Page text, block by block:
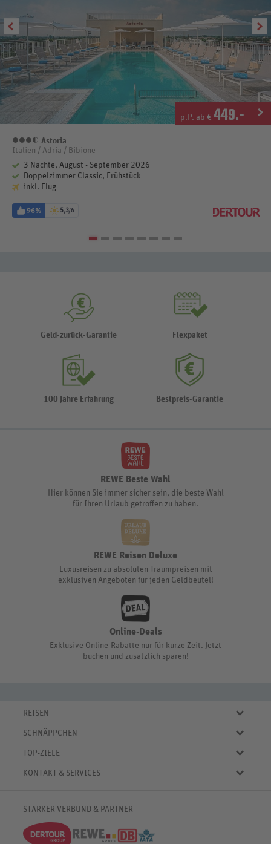
p.P. ab € 449.-
3,5 Sterne
Astoria
Italien / Adria / Bibione
3 Nächte, August - September 2026
Doppelzimmer Classic, Frühstück
inkl. Flug
96% 5,3/6
Geld-zurück-Garantie Flexpaket
100 Jahre Erfahrung Bestpreis-Garantie
REWE Beste Wahl
Hier können Sie immer sicher sein, die beste Wahl
für Ihren Urlaub getroffen zu haben.
REWE Reisen Deluxe
Luxusreisen zu absoluten Traumpreisen mit
exklusiven Angeboten für jeden Geldbeutel!
Online-Deals
Exklusive Online-Rabatte nur für kurze Zeit. Jetzt
buchen und zusätzlich sparen!
REISEN
Eigene Anreise
Städtereisen
Kreuzfahrten
SCHNÄPPCHEN
Online-Deals
Reisemagazin
% Satte Rabatte
TOP-ZIELE
✈ Urlaub in Spanien
✈Urlaub in Griechenland
KONTAKT & SERVICES
Kontaktformular
♥ Merkliste
Newsletter
STARKER VERBUND & PARTNER